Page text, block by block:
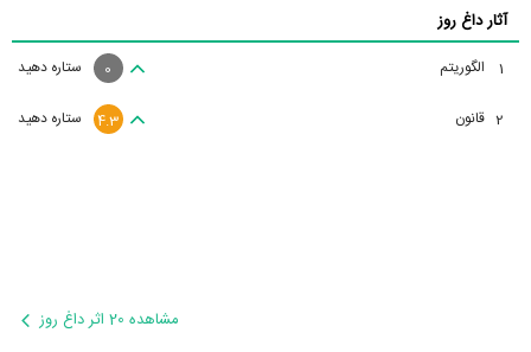
آثار داغ روز
1 الگوریتم ستاره دهید 0
2 قانون ستاره دهید 4.3
مشاهده 20 اثر داغ روز